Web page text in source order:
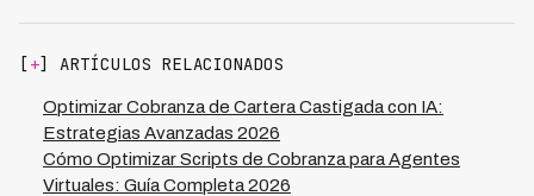
menor), disponibilidad 24/7 vs 8 horas, y tiempo de
ramping de 24 horas vs 3-4 semanas. Kleva logra 73%
recovery rate en casos simples superando el 68%
promedio de agentes humanos.
[+] ARTÍCULOS RELACIONADOS
Optimizar Cobranza de Cartera Castigada con IA:
Estrategias Avanzadas 2026
Cómo Optimizar Scripts de Cobranza para Agentes
Virtuales: Guía Completa 2026